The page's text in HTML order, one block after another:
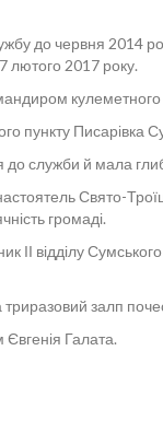
до червня 2014
лютого 2017 року.
кулеметного
пункту
до служби й мала
Свято-
громаді.
ІІ відділу
залп
Євгенія Галата.